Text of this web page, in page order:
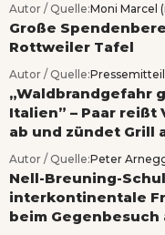
Autor / Quelle:Moni Marcel
Große
Rottweiler Tafel
Autor / Quelle:
„Waldbrandgefahr
Italien” – Paar
ab und zündet Grill
Autor / Quelle:Peter
Nell-Breuning-
interkontinentale
beim Gegenbesuch